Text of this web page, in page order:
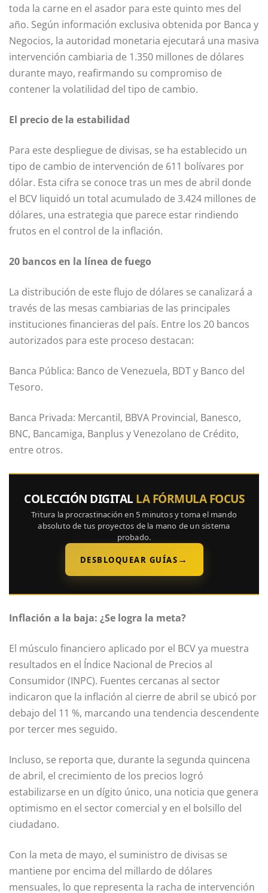
toda la carne en el asador para este quinto mes del
año. Según información exclusiva obtenida por Banca y
Negocios, la autoridad monetaria ejecutará una masiva
intervención cambiaria de 1.350 millones de dólares
durante mayo, reafirmando su compromiso de
contener la volatilidad del tipo de cambio.
El precio de la estabilidad
Para este despliegue de divisas, se ha establecido un
tipo de cambio de intervención de 611 bolívares por
dólar. Esta cifra se conoce tras un mes de abril donde
el BCV liquidó un total acumulado de 3.424 millones de
dólares, una estrategia que parece estar rindiendo
frutos en el control de la inflación.
20 bancos en la línea de fuego
La distribución de este flujo de dólares se canalizará a
través de las mesas cambiarias de las principales
instituciones financieras del país. Entre los 20 bancos
autorizados para este proceso destacan:
Banca Pública: Banco de Venezuela, BDT y Banco del
Tesoro.
Banca Privada: Mercantil, BBVA Provincial, Banesco,
BNC, Bancamiga, Banplus y Venezolano de Crédito,
entre otros.
COLECCIÓN DIGITAL LA FÓRMULA FOCUS
Tritura la procrastinación en 5 minutos y toma el mando
absoluto de tus proyectos de la mano de un sistema
probado.
DESBLOQUEAR GUÍAS →
Inflación a la baja: ¿Se logra la meta?
El músculo financiero aplicado por el BCV ya muestra
resultados en el Índice Nacional de Precios al
Consumidor (INPC). Fuentes cercanas al sector
indicaron que la inflación al cierre de abril se ubicó por
debajo del 11 %, marcando una tendencia descendente
por tercer mes seguido.
Incluso, se reporta que, durante la segunda quincena
de abril, el crecimiento de los precios logró
estabilizarse en un dígito único, una noticia que genera
optimismo en el sector comercial y en el bolsillo del
ciudadano.
Con la meta de mayo, el suministro de divisas se
mantiene por encima del millardo de dólares
mensuales, lo que representa la racha de intervención